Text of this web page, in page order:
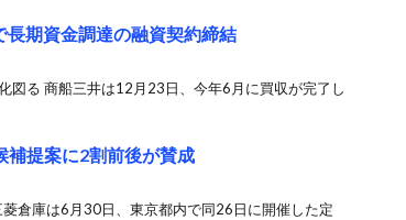
期資金調達の融資契約締結
図る 商船三井は12月23日、今年6月に買収が完了し
補提案に2割前後が賛成
倉庫は6月30日、東京都内で同26日に開催した定